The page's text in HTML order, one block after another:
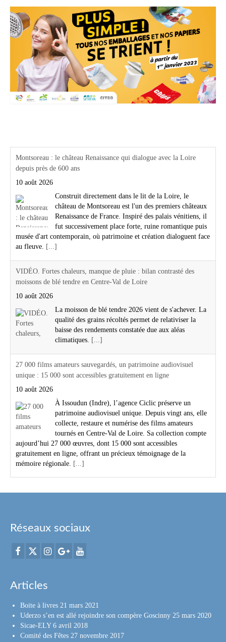
Montsoreau : le château Renaissance qui dialogue avec la Loire
depuis près de 600 ans
10 août 2026
Construit directement dans le lit de la Loire, le
château de Montsoreau est l'un des premiers châteaux
Renaissance de France. Inspiré des palais vénitiens, il
fut successivement place forte, ruine romantique puis
musée d'art contemporain, où patrimoine et création dialoguent face
au fleuve. [...]
VIDÉO. Fortes chaleurs, manque de pluie : bilan contrasté des
moissons de blé tendre en Centre-Val de Loire
10 août 2026
La moisson de blé tendre 2026 vient de s'achever. La
qualité des grains récoltés permet de relativiser la
baisse des rendements constatée due aux aléas
climatiques. [...]
27 000 films amateurs sauvegardés, un patrimoine audiovisuel
unique : 15 000 sont accessibles gratuitement en ligne
10 août 2026
À Issoudun (Indre), l’agence Ciclic préserve un
patrimoine audiovisuel unique. Depuis vingt ans, elle
collecte, restaure et numérise des films amateurs
tournés en Centre-Val de Loire. Sa collection compte
aujourd’hui 27 000 œuvres, dont 15 000 sont accessibles
gratuitement en ligne, offrant un précieux témoignage de la
mémoire régionale. [...]
Réseaux sociaux
Articles
Boite à livres 21 mars 2021
Uderzo s’en est allé rejoindre son compère Goscinny 25 mars 2020
Sicae-ELY 6 avril 2018
Comité des Fêtes 27 novembre 2017